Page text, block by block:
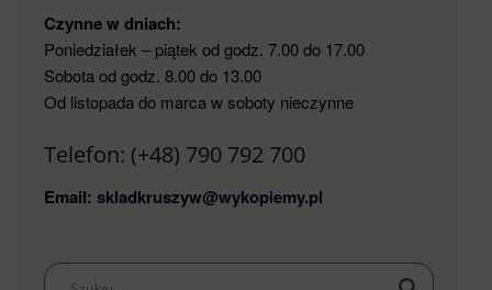
Czynne w dniach:
Poniedziałek – piątek od godz. 7.00 do 17.00
Sobota od godz. 8.00 do 13.00
Od listopada do marca w soboty nieczynne
Telefon: (+48) 790 792 700
Email: skladkruszyw@wykopiemy.pl